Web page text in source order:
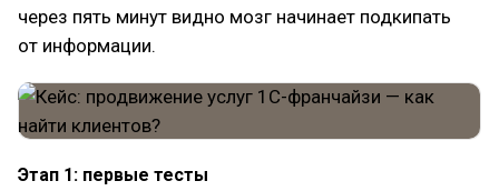
через пять минут видно мозг начинает подкипать
от информации.
Этап 1: первые тесты